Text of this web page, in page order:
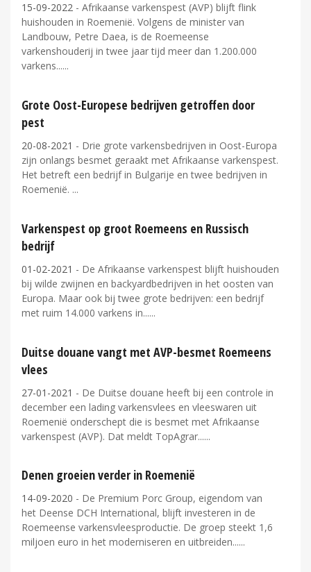
15-09-2022 - Afrikaanse varkenspest (AVP) blijft flink
huishouden in Roemenië. Volgens de minister van
Landbouw, Petre Daea, is de Roemeense
varkenshouderij in twee jaar tijd meer dan 1.200.000
varkens...
Grote Oost-Europese bedrijven getroffen door
pest
20-08-2021 - Drie grote varkensbedrijven in Oost-Europa
zijn onlangs besmet geraakt met Afrikaanse varkenspest.
Het betreft een bedrijf in Bulgarije en twee bedrijven in
Roemenië.
Varkenspest op groot Roemeens en Russisch
bedrijf
01-02-2021 - De Afrikaanse varkenspest blijft huishouden
bij wilde zwijnen en backyardbedrijven in het oosten van
Europa. Maar ook bij twee grote bedrijven: een bedrijf
met ruim 14.000 varkens in...
Duitse douane vangt met AVP-besmet Roemeens
vlees
27-01-2021 - De Duitse douane heeft bij een controle in
december een lading varkensvlees en vleeswaren uit
Roemenië onderschept die is besmet met Afrikaanse
varkenspest (AVP). Dat meldt TopAgrar...
Denen groeien verder in Roemenië
14-09-2020 - De Premium Porc Group, eigendom van
het Deense DCH International, blijft investeren in de
Roemeense varkensvleesproductie. De groep steekt 1,6
miljoen euro in het moderniseren en uitbreiden...